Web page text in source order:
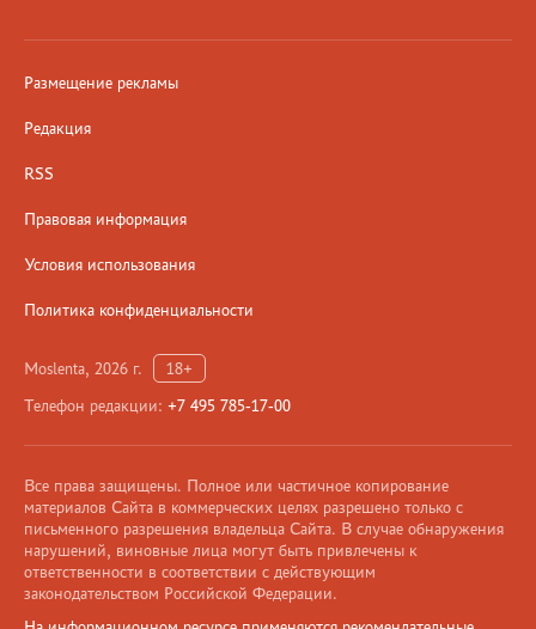
Размещение рекламы
Редакция
RSS
Правовая информация
Условия использования
Политика конфиденциальности
Moslenta, 2026 г.
18+
Телефон редакции: +7 495 785-17-00
Все права защищены. Полное или частичное копирование
материалов Сайта в коммерческих целях разрешено только с
письменного разрешения владельца Сайта. В случае обнаружения
нарушений, виновные лица могут быть привлечены к
ответственности в соответствии с действующим
законодательством Российской Федерации.